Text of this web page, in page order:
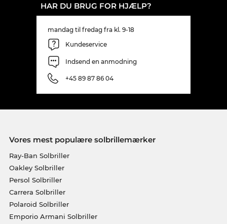
HAR DU BRUG FOR HJÆLP?
mandag til fredag fra kl. 9-18
Kundeservice
Indsend en anmodning
+45 89 87 86 04
Vores mest populære solbrillemærker
Ray-Ban Solbriller
Oakley Solbriller
Persol Solbriller
Carrera Solbriller
Polaroid Solbriller
Emporio Armani Solbriller